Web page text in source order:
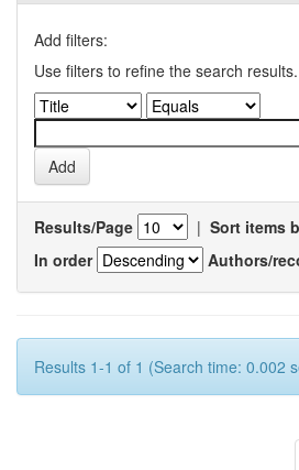
Add filters:
Use filters to refine the search results.
Results/Page | Sort items
In order
Authors/
Results 1-1 of 1 (Search time: 0.002